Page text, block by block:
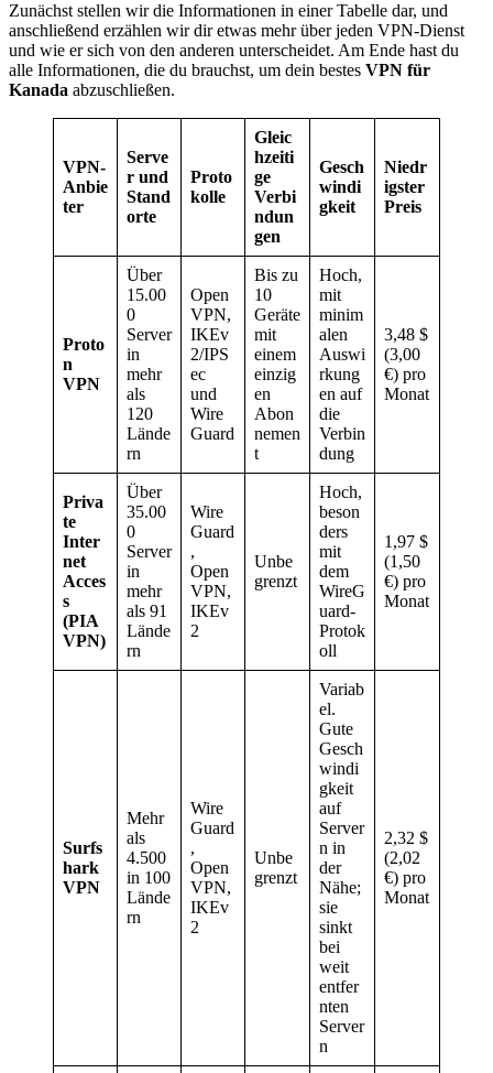
Zunächst stellen wir die Informationen in einer Tabelle dar, und
anschließend erzählen wir dir etwas mehr über jeden VPN-Dienst
und wie er sich von den anderen unterscheidet. Am Ende hast du
alle Informationen, die du brauchst, um dein bestes VPN für
Kanada abzuschließen.
VPN-
Anbie
ter
Serve
r und
Stand
orte
Proto
kolle
Gleic
hzeiti
ge
Verbi
ndun
gen
Gesch
windi
gkeit
Niedr
igster
Preis
Proto
n
VPN
Über
15.00
0
Server
in
mehr
als
120
Lände
rn
Open
VPN,
IKEv
2/IPS
ec
und
Wire
Guard
Bis zu
10
Geräte
mit
einem
einzig
en
Abon
nemen
t
Hoch,
mit
minim
alen
Auswi
rkung
en auf
die
Verbin
dung
3,48 $
(3,00
€) pro
Monat
Priva
te
Inter
net
Acces
s
(PIA
VPN)
Über
35.00
0
Server
in
mehr
als 91
Lände
rn
Wire
Guard
,
Open
VPN,
IKEv
2
Unbe
grenzt
Hoch,
beson
ders
mit
dem
WireG
uard-
Protok
oll
1,97 $
(1,50
€) pro
Monat
Surfs
hark
VPN
Mehr
als
4.500
in 100
Lände
rn
Wire
Guard
,
Open
VPN,
IKEv
2
Unbe
grenzt
Variab
el.
Gute
Gesch
windi
gkeit
auf
Server
n in
der
Nähe;
sie
sinkt
bei
weit
entfer
nten
Server
n
2,32 $
(2,02
€) pro
Monat